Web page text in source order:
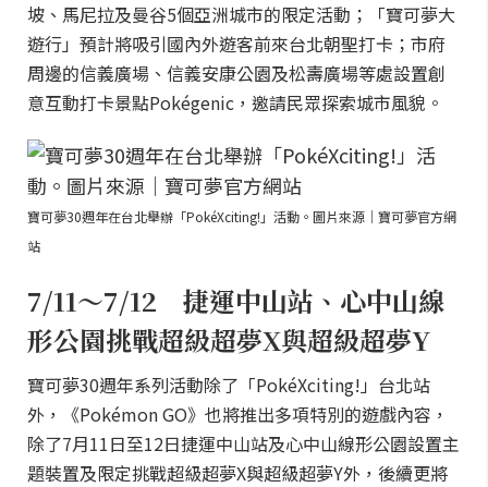
坡、馬尼拉及曼谷5個亞洲城市的限定活動；「寶可夢大
遊行」預計將吸引國內外遊客前來台北朝聖打卡；市府
周邊的信義廣場、信義安康公園及松壽廣場等處設置創
意互動打卡景點Pokégenic，邀請民眾探索城市風貌。
寶可夢30週年在台北舉辦「PokéXciting!」活動。圖片來源｜寶可夢官方網
站
7/11～7/12 捷運中山站、心中山線
形公園挑戰超級超夢X與超級超夢Y
寶可夢30週年系列活動除了「PokéXciting!」台北站
外，《Pokémon GO》也將推出多項特別的遊戲內容，
除了7月11日至12日捷運中山站及心中山線形公園設置主
題裝置及限定挑戰超級超夢X與超級超夢Y外，後續更將